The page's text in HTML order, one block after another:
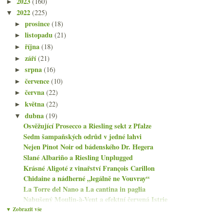
▼ 2022 (225)
►prosince(18)
►listopadu(21)
►října(18)
►září(21)
►srpna(16)
►července(10)
►června(22)
►května(22)
▼dubna(19)
Osvěžující Prosecco a Riesling sekt z Pfalze
Sedm šampaňských odrůd v jedné lahvi
Nejen Pinot Noir od bádenského Dr. Hegera
Slané Albariño a Riesling Unplugged
Krásné Aligoté z vinařství François Carillon
Chidaine a nádherné „legálně ne Vouvray“
La Torre del Nano a La cantina in paglia
Nabušený Moulin-à-Vent a efektní červená Istrie
Muchada-Léclapart a odlišný pohled na Jerez
▼ Zobrazit vše